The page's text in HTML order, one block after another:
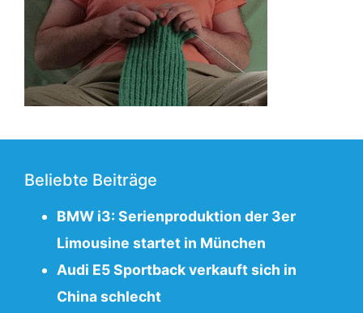
Beliebte Beiträge
BMW i3: Serienproduktion der 3er
Limousine startet in München
Audi E5 Sportback verkauft sich in
China schlecht